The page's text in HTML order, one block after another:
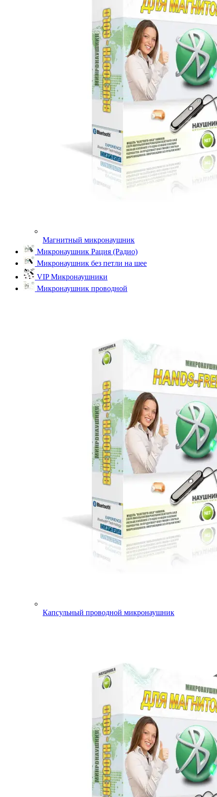
Магнитный микронаушник
Микронаушник Рация (Радио)
Микронаушник без петли на шее
VIP Микронаушники
Микронаушник проводной
Капсульный проводной микронаушник